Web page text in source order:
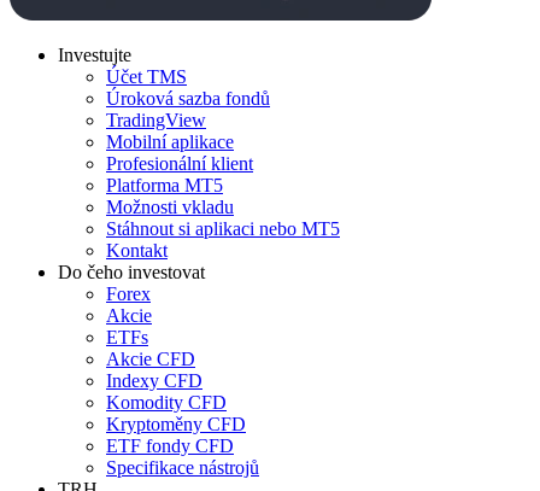
Investujte
Účet TMS
Úroková sazba fondů
TradingView
Mobilní aplikace
Profesionální klient
Platforma MT5
Možnosti vkladu
Stáhnout si aplikaci nebo MT5
Kontakt
Do čeho investovat
Forex
Akcie
ETFs
Akcie CFD
Indexy CFD
Komodity CFD
Kryptoměny CFD
ETF fondy CFD
Specifikace nástrojů